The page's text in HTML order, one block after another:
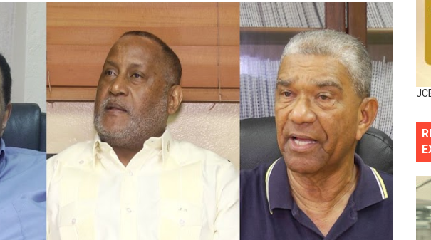
urge fortalecer el sistema eléctrico ante constantes apagones en Santo
gomas quemadas y bombas lagrimógenas: Tensión en la Fernández
Ángel Salcedo anuncia festival cultural para la región Este
Ángel Salcedo anuncia festival cultural para la región Este
oportuna de Propeep permite a familia de La Cuaba recuperar su hogar
a Angelina Biviana Riveiro como nueva vicepresidenta ejecutiva de
y Liga Municipal Dominicana impulsan metas de transparencia